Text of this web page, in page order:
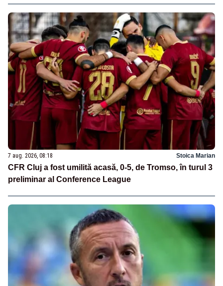
7 aug. 2026, 08:18 Stoica Marian
CFR Cluj a fost umilită acasă, 0-5, de Tromso, în turul 3
preliminar al Conference League